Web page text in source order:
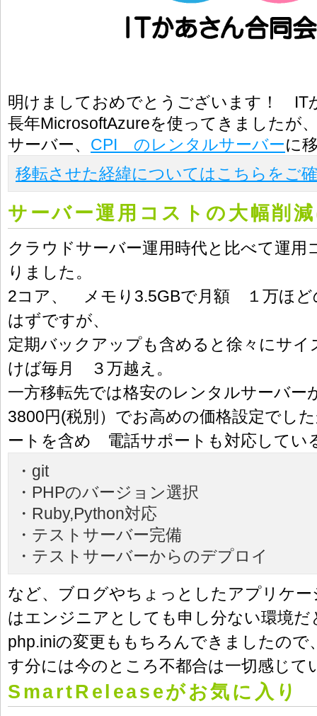
明けましておめでとうございます！ IT
長年MicrosoftAzureを使ってきました
サーバー、 CPI のレンタルサーバーに
移転させた経緯についてはこちらをご
サーバー運用コストの大幅削
クラウドサーバー運用時代と比べて運用
りました。
2コア、 メモり3.5GBで月額 １万ほど
はずですが、
定期バックアップも含めると徐々にサイ
けば毎月 ３万越え。
一方移転先では格安のレンタルサーバー
3800円(税別）でお高めの価格設定でし
ートを含め 電話サポートも対応してい
・git
・PHPのバージョン選択
・Ruby,Python対応
・テストサーバー完備
・テストサーバーからのデプロイ
など、ブログやちょっとしたアプリケ
はエンジニアとしても申し分ない環境だ
php.iniの変更ももちろんできましたので
す分には今のところ不都合は一切感じて
SmartReleaseがお気に入り